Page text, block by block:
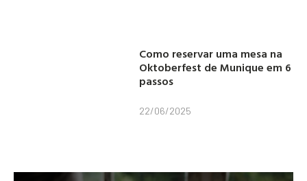
Como reservar uma mesa na
Oktoberfest de Munique em 6
passos
22/06/2025